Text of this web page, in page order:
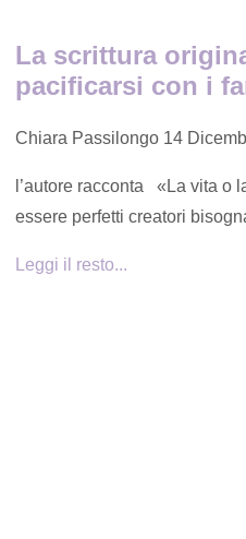
La scrittura
pacificarsi con i
Chiara Passilongo 14
l’autore racconta «La vita o
essere perfetti creatori
Leggi il resto...